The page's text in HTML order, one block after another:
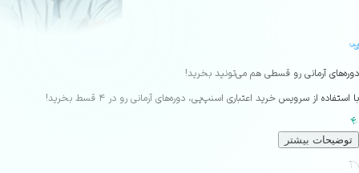
آرمانی رو قسطی هم می‌تونید بخرید!
از سرویس خرید اعتباری اسنپ‌پی، دوره‌های آرمانی رو در ۴ قسط بخرید!
بیشتر